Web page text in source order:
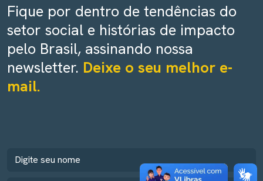
Fique por dentro de tendências do
setor social e histórias de impacto
pelo Brasil, assinando nossa
newsletter. Deixe o seu melhor e-
mail.